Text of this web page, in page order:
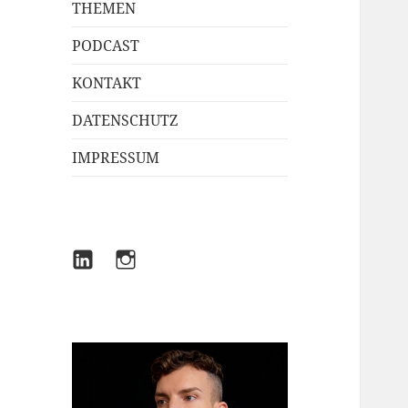
THEMEN
PODCAST
KONTAKT
DATENSCHUTZ
IMPRESSUM
LINKEDININSTAGRAM